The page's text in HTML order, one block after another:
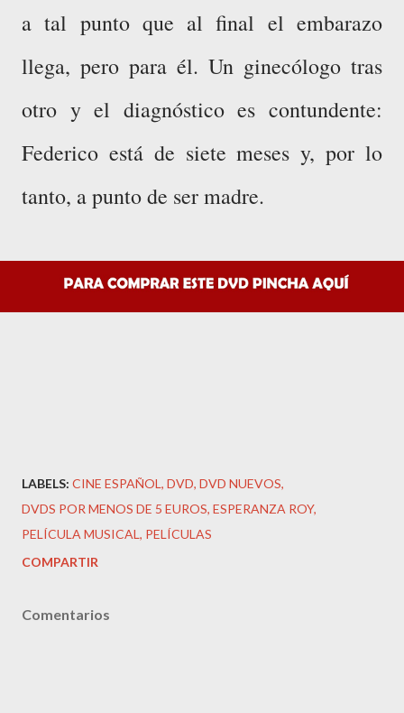
a tal punto que al final el embarazo
llega, pero para él. Un ginecólogo tras
otro y el diagnóstico es contundente:
Federico está de siete meses y, por lo
tanto, a punto de ser madre.
LABELS: CINE ESPAÑOL DVD DVD NUEVOS
DVDS POR MENOS DE 5 EUROS ESPERANZA ROY
PELÍCULA MUSICAL
PELÍCULAS
COMPARTIR
Comentarios